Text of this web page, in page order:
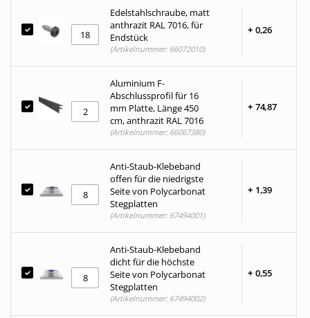
Edelstahlschraube, matt
anthrazit RAL 7016, für
Endstück
+ 0,26
(Artikelnummer: 66072010)
Aluminium F-
Abschlussprofil für 16
mm Platte, Länge 450
cm, anthrazit RAL 7016
+ 74,87
(Artikelnummer: 66067380)
Anti-Staub-Klebeband
offen für die niedrigste
Seite von Polycarbonat
Stegplatten
+ 1,39
(Artikelnummer: 67494001)
Anti-Staub-Klebeband
dicht für die höchste
Seite von Polycarbonat
Stegplatten
+ 0,55
(Artikelnummer: 67494002)